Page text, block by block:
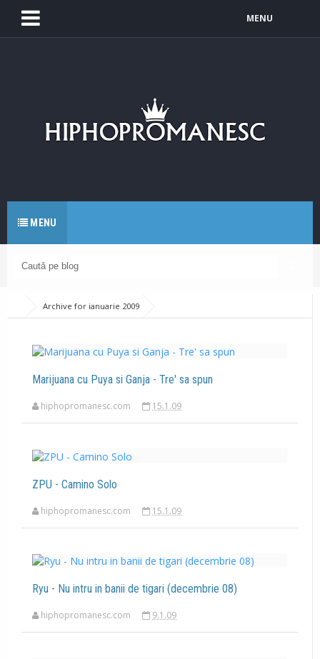
MENU
MENU
Archive for ianuarie 2009
Marijuana cu Puya si Ganja - Tre' sa spun
hiphopromanesc.com 15.1.09
ZPU - Camino Solo
hiphopromanesc.com 15.1.09
Ryu - Nu intru in banii de tigari (decembrie 08)
hiphopromanesc.com 9.1.09